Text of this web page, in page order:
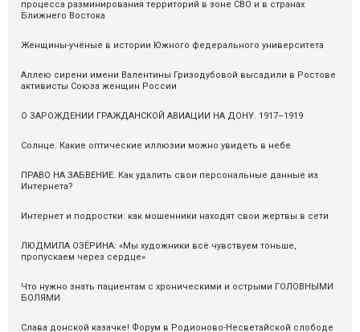
процесса разминирования территорий в зоне СВО и в странах
Ближнего Востока
Женщины-учёные в истории Южного федерального университета
Аллею сирени имени Валентины Гризодубовой высадили в Ростове
активисты Союза женщин России
О ЗАРОЖДЕНИИ ГРАЖДАНСКОЙ АВИАЦИИ НА ДОНУ. 1917–1919
Солнце. Какие оптические иллюзии можно увидеть в небе
ПРАВО НА ЗАБВЕНИЕ. Как удалить свои персональные данные из
Интернета?
Интернет и подростки: как мошенники находят свои жертвы в сети
ЛЮДМИЛА ОЗЁРИНА: «Мы художники всё чувствуем тоньше,
пропускаем через сердце»
Что нужно знать пациентам с хроническими и острыми ГОЛОВНЫМИ
БОЛЯМИ
Слава донской казачке! Форум в Родионово-Несветайской слободе